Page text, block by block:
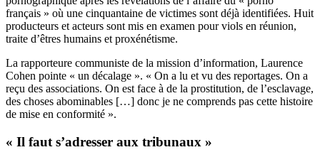
français » où une cinquantaine de victimes sont déjà identifiées. Huit
producteurs et acteurs sont mis en examen pour viols en réunion,
traite d’êtres humains et proxénétisme.
La rapporteure communiste de la mission d’information, Laurence
Cohen pointe « un décalage ». « On a lu et vu des reportages. On a
reçu des associations. On est face à de la prostitution, de l’esclavage,
des choses abominables […] donc je ne comprends pas cette histoire
de mise en conformité ».
« Il faut s’adresser aux tribunaux »